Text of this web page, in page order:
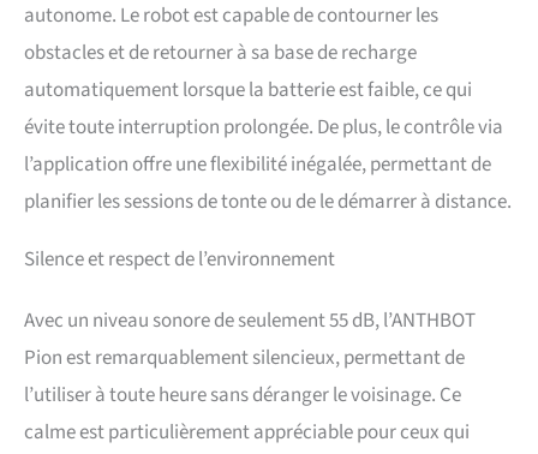
environnants ou d'acheter
des détecteurs Lame
réglable automatique : la
tondeuse à gazon
automatique ANTHBOT offre
des hauteurs de tonte de 3
cm à 7 cm sans réglage
manuel. Vous pouvez régler
hauteur de coupe de la
coupe de 20 cm,
augmentant la surface de
vous rencontrez de l'herbe
haute ou dense, les lames
autonome. Le robot est capable de contourner les
obstacles et de retourner à sa base de recharge
automatiquement lorsque la batterie est faible, ce qui
évite toute interruption prolongée. De plus, le contrôle via
l’application offre une flexibilité inégalée, permettant de
planifier les sessions de tonte ou de le démarrer à distance.
Silence et respect de l’environnement
Avec un niveau sonore de seulement 55 dB, l’ANTHBOT
Pion est remarquablement silencieux, permettant de
l’utiliser à toute heure sans déranger le voisinage. Ce
calme est particulièrement appréciable pour ceux qui